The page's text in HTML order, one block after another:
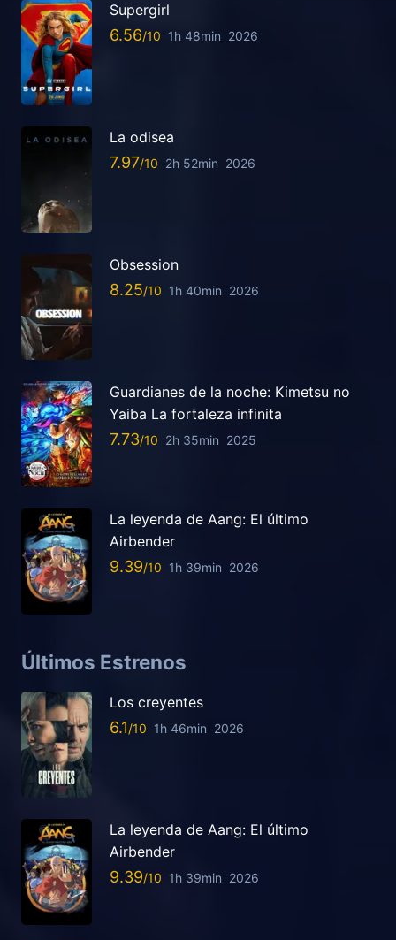
Supergirl
6.56 1h 48min 2026
La odisea
7.97 2h 52min 2026
Obsession
8.25 1h 40min 2026
Guardianes de la noche: Kimetsu no
Yaiba La fortaleza infinita
7.73 2h 35min 2025
La leyenda de Aang: El último
Airbender
9.39 1h 39min 2026
Últimos Estrenos
Los creyentes
6.1 1h 46min 2026
La leyenda de Aang: El último
Airbender
9.39 1h 39min 2026